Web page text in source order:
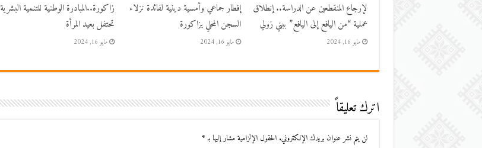
لإرجاع المنقطعين عن الدراسة.. إنطلاق
عملية “من اليافع إلى اليافع” ببني زولي
مايو 16, 2024
إفطار جماعي وأمسية دينية لفائدة نزلاء
السجن المحلي بزاكورة
مايو 16, 2024
زاكورة..المبادرة الوطنية للتنمية البشرية
تحتفل بعيد المرأة
مايو 16, 2024
اترك تعليقاً
لن يتم نشر عنوان بريدك الإلكتروني. الحقول الإلزامية مشار إليها بـ*